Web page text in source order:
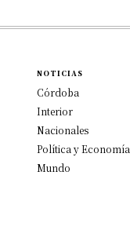
NOTICIAS
Córdoba
Interior
Nacionales
Política y Economía
Mundo